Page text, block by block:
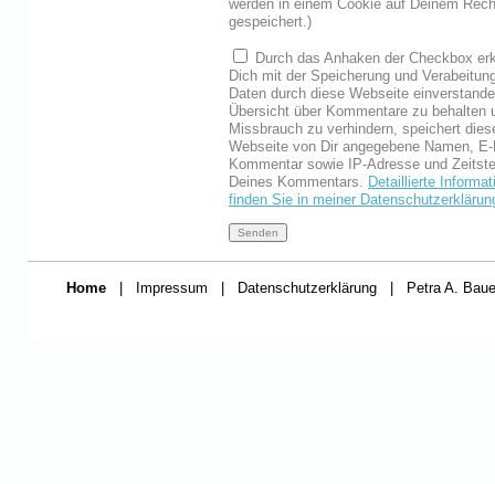
werden in einem Cookie auf Deinem
gespeichert.)
Durch das Anhaken der Checkbox
Dich mit der Speicherung und
Daten durch diese Webseite
Übersicht über Kommentare zu behalten
Missbrauch zu verhindern, speichert
Webseite von Dir angegebene Namen,
Kommentar sowie IP-Adresse und
Deines Kommentars.
Detaillierte
finden Sie in meiner
Home Impressum Datenschutzerklärung Petra A.